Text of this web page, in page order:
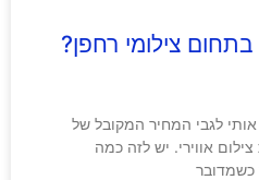
צילומי רחפן?
לגבי המחיר המקובל של
אווירי. יש לזה כמה
כשמדובר